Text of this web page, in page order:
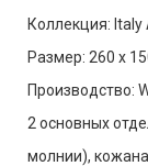
Коллекция: Italy
Размер: 260 x
Производство:
2 основных
молнии),